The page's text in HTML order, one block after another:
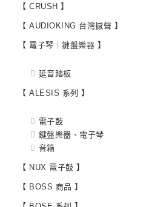
【 CRUSH 】
【 AUDIOKING 台灣撼聲 】
【 電子琴｜鍵盤樂器 】
延音踏板
【 ALESIS 系列 】
電子鼓
鍵盤樂器、電子琴
音箱
【 NUX 電子鼓 】
【 BOSS 商品 】